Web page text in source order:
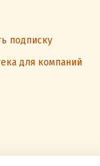
подписку
для компаний